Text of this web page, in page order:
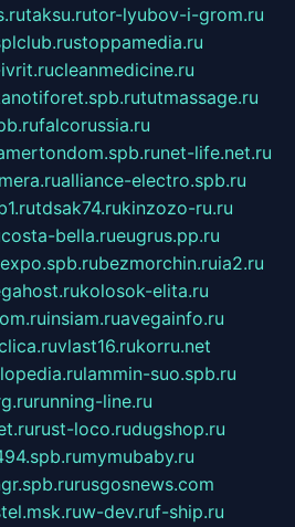
taksu.rutor-lyubov-i-grom.ru
stoppamedia.ru
cleanmedicine.ru
tutmassage.ru
falcorussia.ru
net-life.net.ru
alliance-electro.spb.ru
tdsak74.rukinzozo-ru.ru
costa-bella.rueugrus.pp.ru
bezmorchin.ruia2.ru
kolosok-elita.ru
insiam.ruavegainfo.ru
vlast16.rukorru.net
lammin-suo.spb.ru
running-line.ru
rust-loco.rudugshop.ru
mymubaby.ru
rusgosnews.com
w-dev.ruf-ship.ru